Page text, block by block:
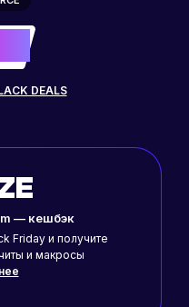
DEALS
— кешбэк
Friday и получите
и макросы